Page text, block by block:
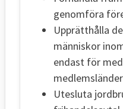
genomföra
Upprätthålla
människor
endast för
medlemsländer
Utesluta